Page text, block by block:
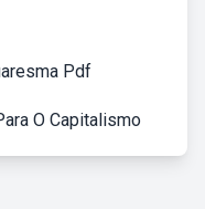
Pdf
O Capitalismo